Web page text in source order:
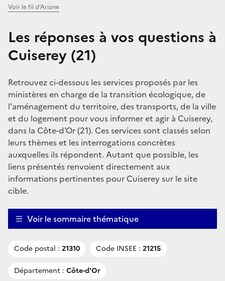
Voir le fil d’Ariane
Les réponses à vos questions à
Cuiserey (21)
Retrouvez ci-dessous les services proposés par les
ministères en charge de la transition écologique, de
l'aménagement du territoire, des transports, de la ville
et du logement pour vous informer et agir à Cuiserey,
dans la Côte-d'Or (21). Ces services sont classés selon
leurs thèmes et les interrogations concrètes
auxquelles ils répondent. Autant que possible, les
liens présentés renvoient directement aux
informations pertinentes pour Cuiserey sur le site
cible.
Voir le sommaire thématique
Code postal : 21310 Code INSEE : 21215
Département : Côte-d'Or